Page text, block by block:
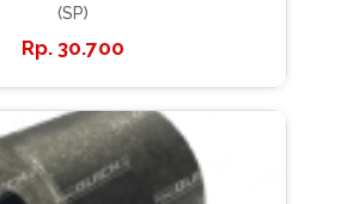
(SP)
30.700